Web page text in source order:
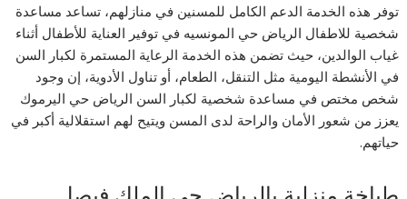
توفر هذه الخدمة الدعم الكامل للمسنين في منازلهم، تساعد مساعدة
شخصية للاطفال الرياض حي المونسيه في توفير العناية للأطفال أثناء
غياب الوالدين، حيث تضمن هذه الخدمة الرعاية المستمرة لكبار السن
في الأنشطة اليومية مثل التنقل، الطعام، أو تناول الأدوية، إن وجود
شخص مختص في مساعدة شخصية لكبار السن الرياض حي اليرموك
يعزز من شعور الأمان والراحة لدى المسن ويتيح لهم استقلالية أكبر في
حياتهم.